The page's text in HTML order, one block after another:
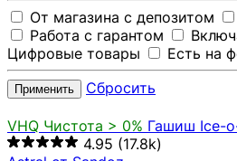
От магазина с депозитом
Работа с гарантом
Цифровые товары
Есть на
Применить Сбросить
VHQ Чистота > 0% Гашиш Ice-
4.95 (17.8k)